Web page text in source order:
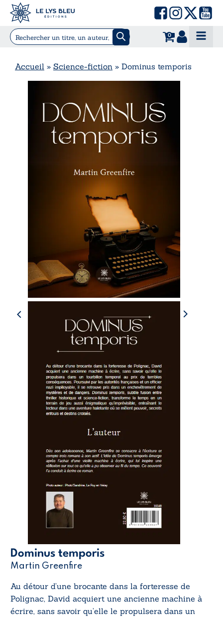
0
Accueil » Science-fiction » Dominus temporis
Dominus temporis
Martin Greenfire
Au détour d’une brocante dans la forteresse de
Polignac, David acquiert une ancienne machine à
écrire, sans savoir qu’elle le propulsera dans un